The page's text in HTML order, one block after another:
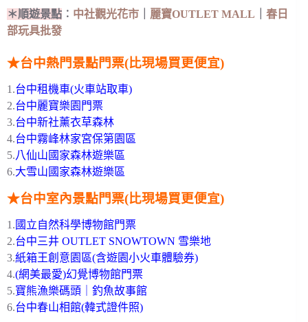
＊順遊景點 ︰ 中社觀光花市 麗寶OUTLET MALL
春日
部玩具批發
★台中熱門景點門票(比現場買更便宜)
1.台中租機車(火車站取車)
2.台中麗寶樂園門票
3.台中新社薰衣草森林
4.台中霧峰林家宮保第園區
5.八仙山國家森林遊樂區
6.大雪山國家森林遊樂區
★台中室內景點門票(比現場買更便宜)
1. 國立自然科學博物館門票
2.台中三井 OUTLET SNOWTOWN 雪樂地
3.紙箱王創意園區(含遊園小火車體驗券)
4.(網美最愛)幻覺博物館門票
5.寶熊漁樂碼頭｜釣魚故事館
6.台中春山相館(韓式證件照)